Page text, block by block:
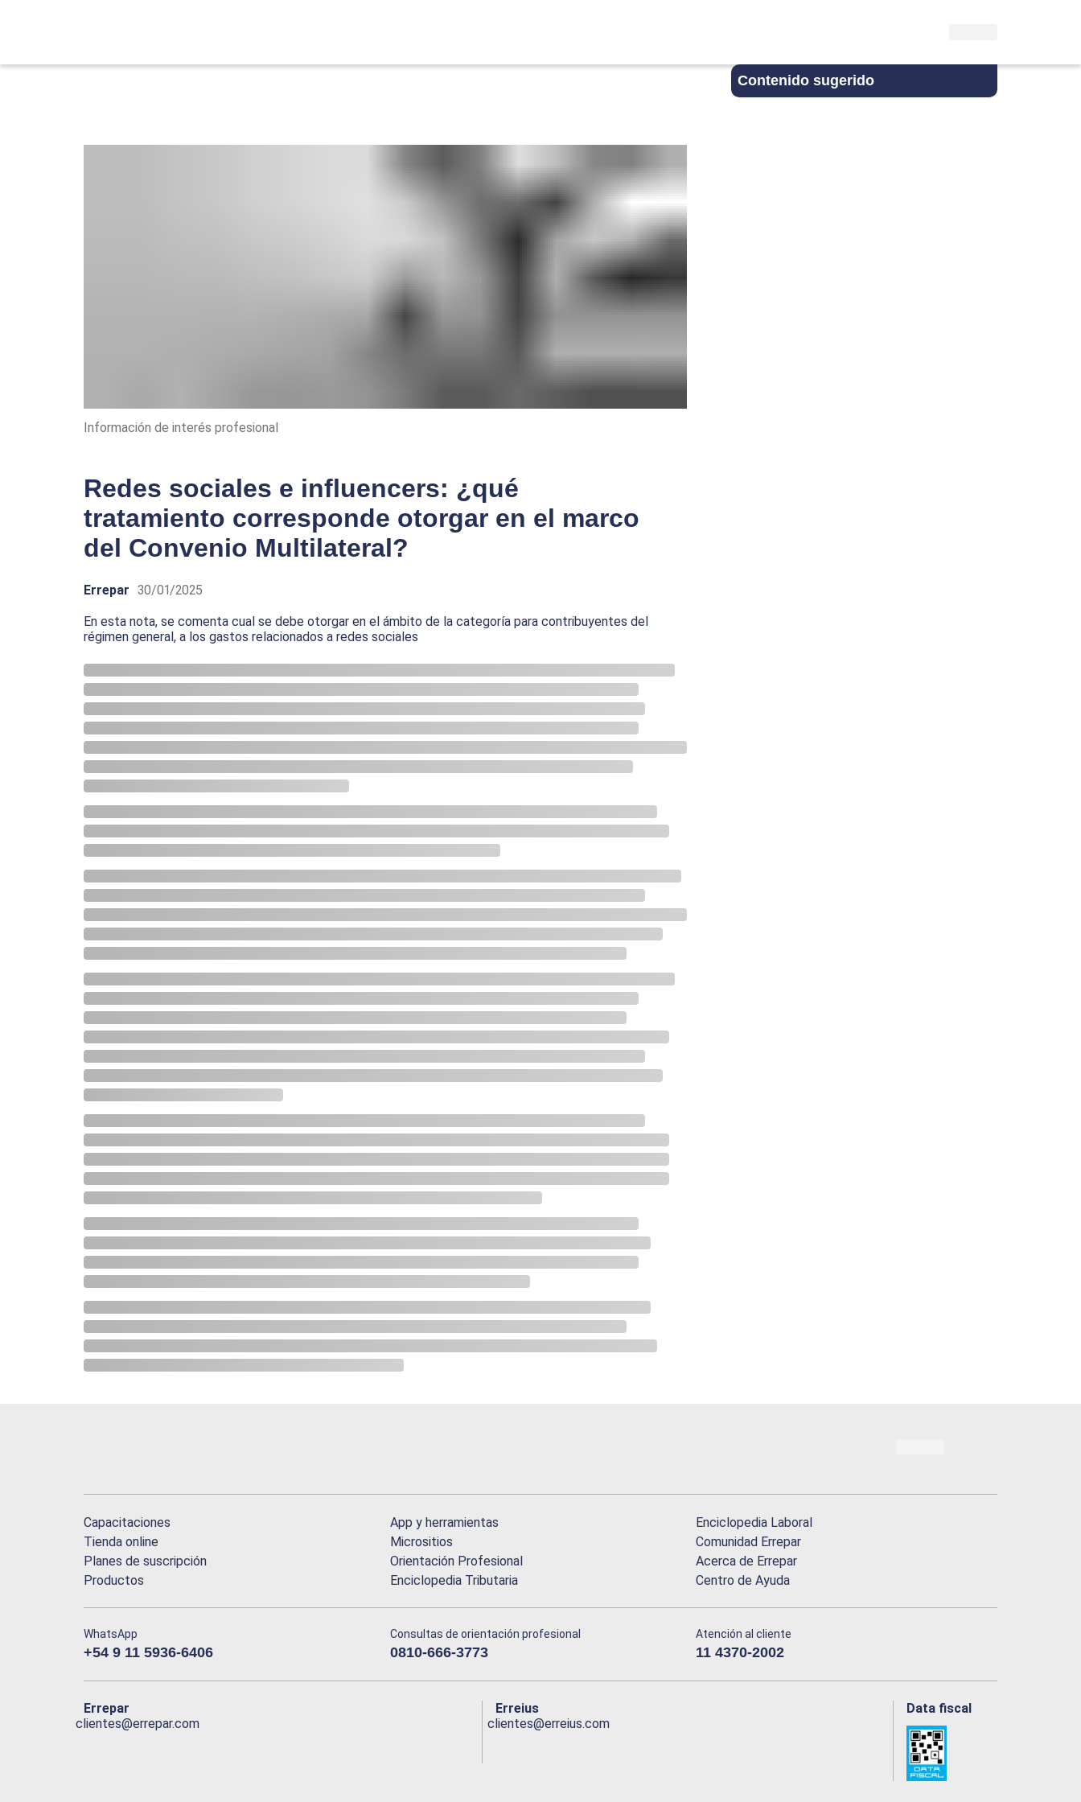
Contenido sugerido
Información de interés profesional
Redes sociales e influencers: ¿qué
tratamiento corresponde otorgar en el marco
del Convenio Multilateral?
Errepar 30/01/2025
En esta nota, se comenta cual se debe otorgar en el ámbito de la categoría para contribuyentes del
régimen general, a los gastos relacionados a redes sociales
Capacitaciones
Tienda online
Planes de suscripción
Productos
App y herramientas
Micrositios
Orientación Profesional
Enciclopedia Tributaria
Enciclopedia Laboral
Comunidad Errepar
Acerca de Errepar
Centro de Ayuda
WhatsApp
+54 9 11 5936-6406
Consultas de orientación profesional
0810-666-3773
Atención al cliente
11 4370-2002
Errepar
clientes@errepar.com
Erreius
clientes@erreius.com
Data fiscal